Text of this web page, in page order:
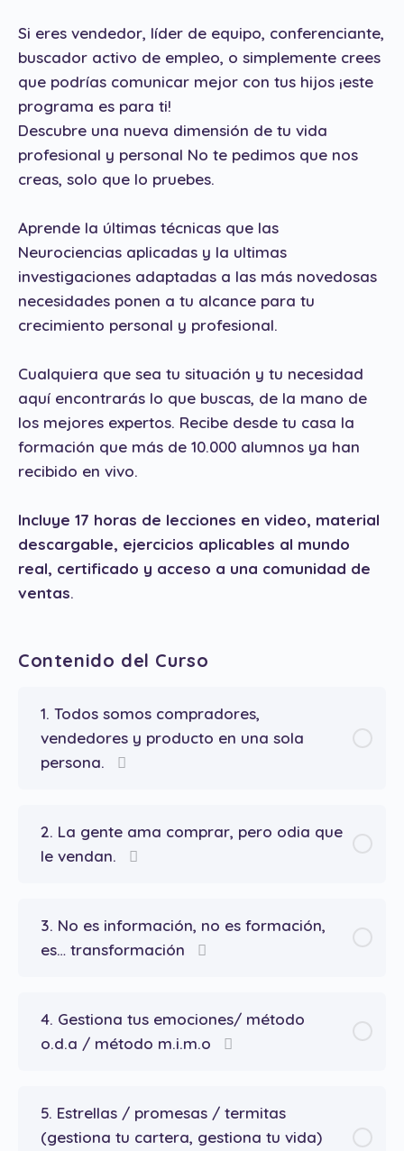
Si eres vendedor, líder de equipo, conferenciante,
buscador activo de empleo, o simplemente crees
que podrías comunicar mejor con tus hijos ¡este
programa es para ti!
Descubre una nueva dimensión de tu vida
profesional y personal No te pedimos que nos
creas, solo que lo pruebes.
Aprende la últimas técnicas que las
Neurociencias aplicadas y la ultimas
investigaciones adaptadas a las más novedosas
necesidades ponen a tu alcance para tu
crecimiento personal y profesional.
Cualquiera que sea tu situación y tu necesidad
aquí encontrarás lo que buscas, de la mano de
los mejores expertos. Recibe desde tu casa la
formación que más de 10.000 alumnos ya han
recibido en vivo.
Incluye 17 horas de lecciones en video, material
descargable, ejercicios aplicables al mundo
real, certificado y acceso a una comunidad de
ventas.
Contenido del Curso
1. Todos somos compradores,
vendedores y producto en una sola
persona.
2. La gente ama comprar, pero odia que
le vendan.
3. No es información, no es formación,
es… transformación
4. Gestiona tus emociones/ método
o.d.a / método m.i.m.o
5. Estrellas / promesas / termitas
(gestiona tu cartera, gestiona tu vida)